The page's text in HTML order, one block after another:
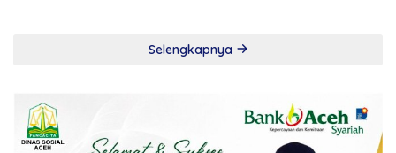
Selengkapnya